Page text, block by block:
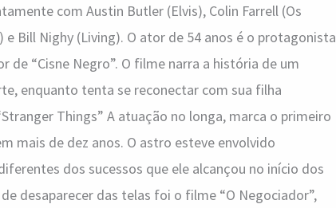
com Austin Butler (Elvis), Colin Farrell (Os
e Bill Nighy (Living). O ator de 54 anos é o protagonista
“Cisne Negro”. O filme narra a história de um
enquanto tenta se reconectar com sua filha
Things” A atuação no longa, marca o primeiro
mais de dez anos. O astro esteve envolvido
dos sucessos que ele alcançou no início dos
desaparecer das telas foi o filme “O Negociador”,